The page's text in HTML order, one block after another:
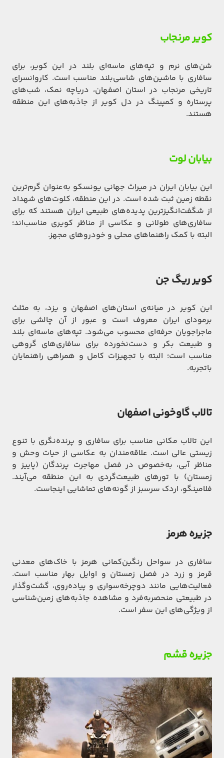
کویر مرنجاب
شن‌های نرم و تپه‌های ماسه‌ای بلند در این کویر، برای
سافاری با ماشین‌های شاسی‌بلند مناسب است. کاروانسرای
تاریخی مرنجاب در استان اصفهان، دریاچه نمک، شب‌های
پرستاره و کمپینگ در دل کویر از جاذبه‌های این منطقه
هستند.
بیابان لوت
این بیابان ایران در میراث جهانی یونسکو به‌عنوان گرم‌ترین
نقطه زمین ثبت شده است. در این منطقه، کلوت‌های شهداد
از شگفت‌انگیزترین پدیده‌های طبیعی ایران هستند که برای
سافاری‌های طولانی و عکاسی از مناظر کویری مناسب‌اند؛
البته با کمک راهنماهای محلی و خودروهای مجهز.
کویر ریگ جن
این کویر در میانه‌ی استان‌های اصفهان و یزد،‌ به مثلث
برمودای ایران معروف است و عبور از آن چالشی برای
ماجراجویان حرفه‌ای محسوب می‌شود. تپه‌های ماسه‌ای بلند
و طبیعت بکر و دست‌نخورده برای سافاری‌های گروهی
مناسب است؛ البته با تجهیزات کامل و همراهی راهنمایان
باتجربه.
تالاب گاوخونی اصفهان
این تالاب مکانی مناسب برای سافاری و پرنده‌نگری با تنوع
زیستی عالی است. علاقه‌مندان به عکاسی از حیات وحش و
مناظر آبی، به‌خصوص در فصل مهاجرت پرندگان (پاییز و
زمستان) با تورهای طبیعت‌گردی به این منطقه می‌آیند.
فلامینگو، اردک سرسبز از گونه‌های تماشایی اینجاست.
جزیره هرمز
سافاری در سواحل رنگین‌کمانی هرمز با خاک‌های معدنی
قرمز و زرد در فصل‌ زمستان و اوایل بهار مناسب است.
فعالیت‌هایی مانند دوچرخه‌سواری و پیاده‌روی، گشت‌وگذار
در طبیعتی منحصربه‌فرد و مشاهده جاذبه‌های زمین‌شناسی
از ویژگی‌های این سفر است.
جزیره قشم